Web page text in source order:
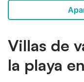
Villas de
la playa